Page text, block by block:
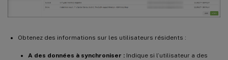
Obtenez des informations sur les utilisateurs résidents :
A des données à synchroniser : Indique si l’utilisateur a des